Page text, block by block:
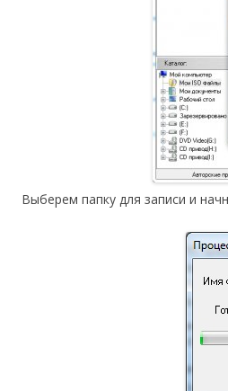
Выберем папку для записи и